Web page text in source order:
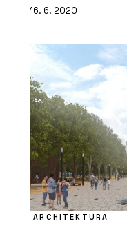
16. 6. 2020
ARCHITEKTURA